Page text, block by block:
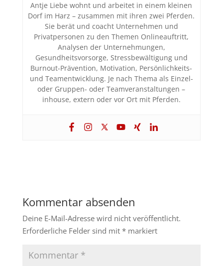
Antje Liebe wohnt und arbeitet in einem kleinen
Dorf im Harz – zusammen mit ihren zwei Pferden.
Sie berät und coacht Unternehmen und
Privatpersonen zu den Themen Onlineauftritt,
Analysen der Unternehmungen,
Gesundheitsvorsorge, Stressbewältigung und
Burnout-Prävention, Motivation, Persönlichkeits-
und Teamentwicklung. Je nach Thema als Einzel-
oder Gruppen- oder Teamveranstaltungen –
inhouse, extern oder vor Ort mit Pferden.
Kommentar absenden
Deine E-Mail-Adresse wird nicht veröffentlicht.
Erforderliche Felder sind mit *markiert